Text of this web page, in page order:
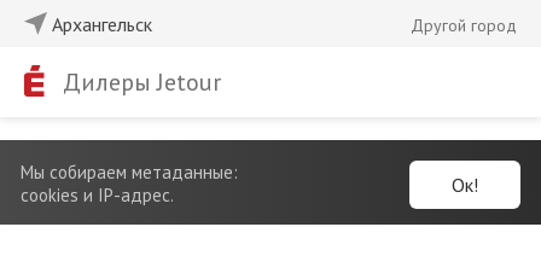
Архангельск Другой город
Дилеры Jetour
Мы собираем метаданные:
cookies и IP-адрес.
Ок!